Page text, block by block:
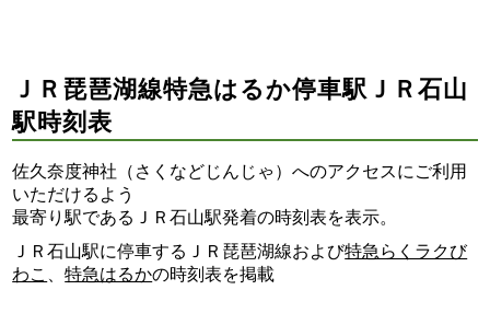
ＪＲ琵琶湖線特急はるか停車駅ＪＲ石山
駅時刻表
佐久奈度神社（さくなどじんじゃ）へのアクセスにご利用
いただけるよう
最寄り駅であるＪＲ石山駅発着の時刻表を表示。
ＪＲ石山駅に停車するＪＲ琵琶湖線および特急らくラクび
わこ 、特急はるかの時刻表を掲載